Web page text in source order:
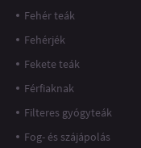
Fehér teák
Fehérjék
Fekete teák
Férfiaknak
Filteres gyógyteák
Fog- és szájápolás